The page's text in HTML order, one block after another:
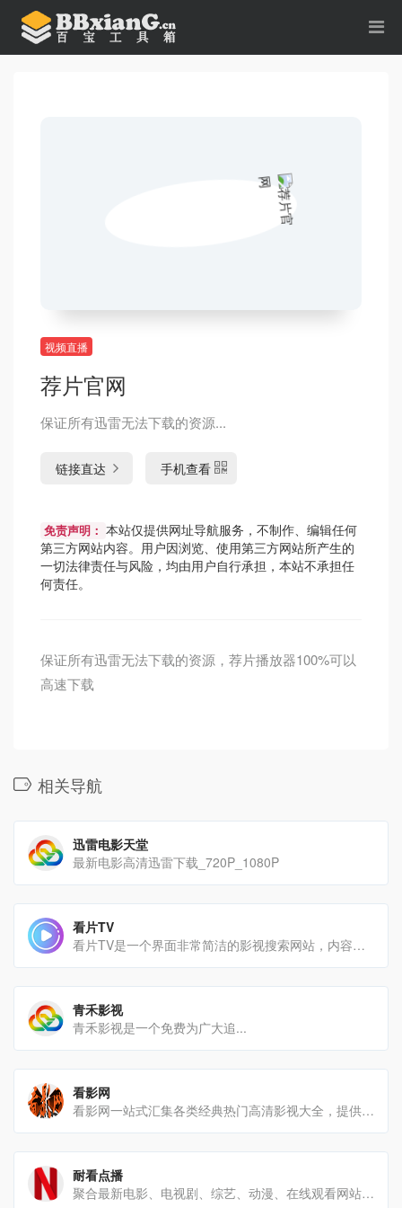
视频直播
荐片官网
保证所有迅雷无法下载的资源...
链接直达 手机查看
免责声明： 本站仅提供网址导航服务，不制作、编辑任何
第三方网站内容。用户因浏览、使用第三方网站所产生的
一切法律责任与风险，均由用户自行承担，本站不承担任
何责任。
保证所有迅雷无法下载的资源，荐片播放器100%可以
高速下载
相关导航
迅雷电影天堂
最新电影高清迅雷下载_720P_1080P
看片TV
看片TV是一个界面非常简洁的影视搜索网站，内容以电影、电视剧、短剧、综艺、动漫为主。首页只有一个搜索框和几个热[…]
青禾影视
青禾影视是一个免费为广大追...
看影网
看影网一站式汇集各类经典热门高清影视大全，提供免费看电影网站及手机影院，每天第一时间更新和推荐各类热门好看的电[…]
耐看点播
聚合最新电影、电视剧、综艺、动漫、在线观看网站平台